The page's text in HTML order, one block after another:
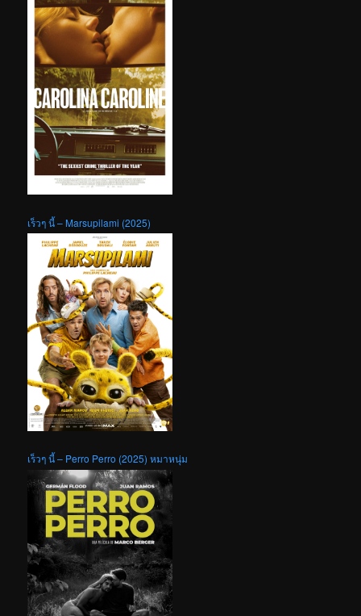
เร็วๆ นี้ – Marsupilami (2025)
เร็วๆ นี้ – Perro Perro (2025) หมาหนุ่ม